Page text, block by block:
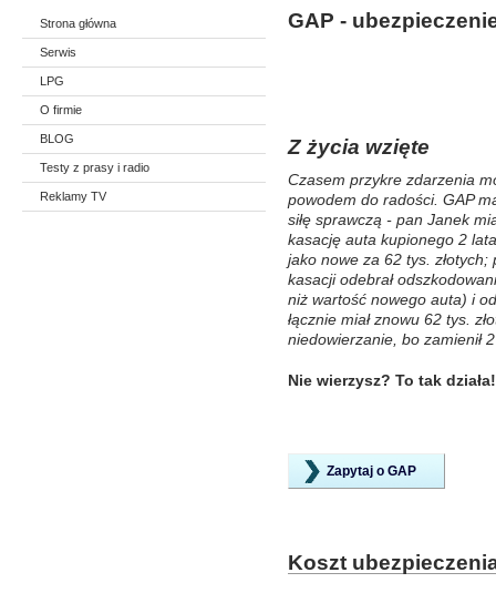
Strona główna
Serwis
LPG
O firmie
BLOG
Testy z prasy i radio
Reklamy TV
GAP -
Z życia wzięte
Czasem przykre zdarzenia
powodem do radości. GAP
siłę sprawczą - pan Janek
kasację auta kupionego 2
jako nowe za 62 tys. złotych;
kasacji odebrał
niż wartość nowego auta) i
łącznie miał znowu 62 tys.
niedowierzanie, bo zamienił
Nie wierzysz? To tak działa!
Zapytaj o GAP
Koszt